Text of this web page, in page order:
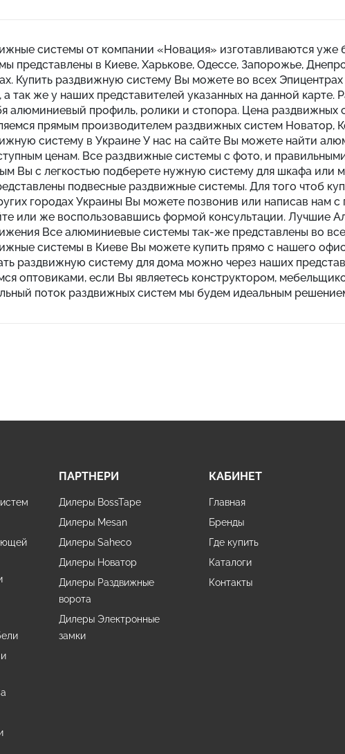
системы от компании «Новация» изготавливаются уже
представлены в Киеве, Харькове, Одессе, Запорожье,
Купить раздвижную систему Вы можете во всех
а так же у наших представителей указанных на данной карте.
алюминиевый профиль, ролики и стопора. Цена раздвижных
прямым производителем раздвижных систем Новатор,
систему в Украине У нас на сайте Вы можете найти
ценам. Все раздвижные системы с фото, и
Вы с легкостью подберете нужную систему для шкафа или
подвесные раздвижные системы. Для того чтоб
городах Украины Вы можете позвонив или написав нам
или же воспользовавшись формой консультации. Лучшие
Все алюминиевые системы так-же представлены во
системы в Киеве Вы можете купить прямо с нашего
раздвижную систему для дома можно через наших
оптовиками, если Вы являетесь конструктором,
поток раздвижных систем мы будем идеальным
ПАРТНЕРИ
Дилеры BossTape
Дилеры Mesan
Дилеры Saheco
Дилеры Новатор
Дилеры Раздвижные
ворота
Дилеры Электронные
замки
КАБИНЕТ
Главная
Бренды
Где купить
Каталоги
Контакты